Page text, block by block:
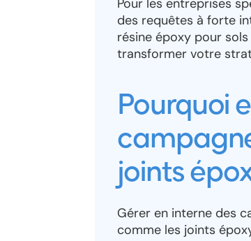
Pour les entreprises
des requêtes à forte
résine époxy pour
transformer votre
Pourquoi
joints
Gérer en interne des
comme les joints